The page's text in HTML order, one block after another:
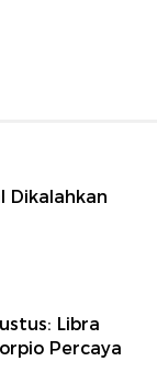
Dikalahkan
Libra
Percaya